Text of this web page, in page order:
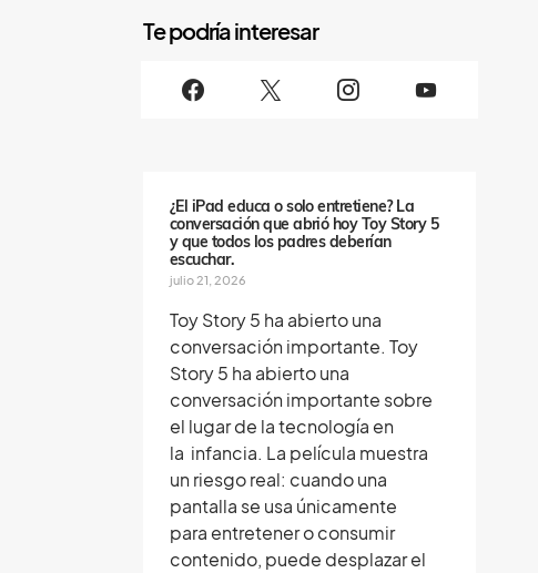
S
¿El iPad educa o solo entretiene? La
conversación que abrió hoy Toy Story 5
y que todos los padres deberían
escuchar.
julio 21, 2026
Toy Story 5 ha abierto una
conversación importante. Toy
Story 5 ha abierto una
conversación importante sobre
el lugar de la tecnología en
la infancia. La película muestra
un riesgo real: cuando una
pantalla se usa únicamente
para entretener o consumir
contenido, puede desplazar el